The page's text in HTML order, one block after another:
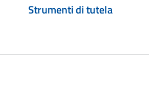
Strumenti di tutela